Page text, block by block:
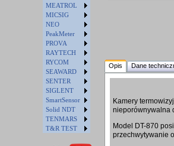
MEATROL
MICSIG
NEO
PeakMeter
PROVA
RAYTECH
RYCOM
SEAWARD
SENTER
SIGLENT
SmartSensor
Solid NDT
TENMARS
T&R TEST
Opis Dane
Kamery
nieporównywalna
Model DT-870
przechwytywanie